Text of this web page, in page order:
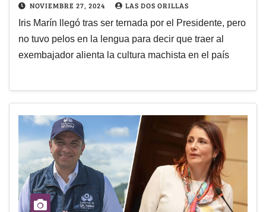
NOVIEMBRE 27, 2024 LAS DOS ORILLAS
Iris Marín llegó tras ser ternada por el Presidente, pero
no tuvo pelos en la lengua para decir que traer al
exembajador alienta la cultura machista en el país